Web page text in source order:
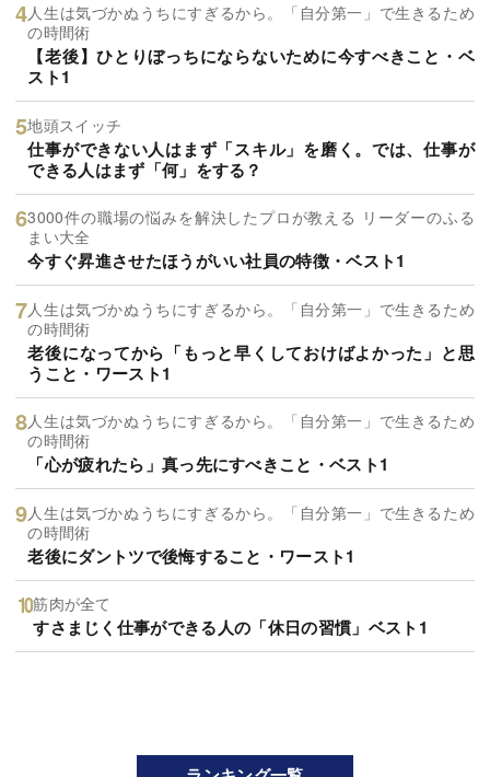
人生は気づかぬうちにすぎるから。「自分第一」で生きるため
の時間術
【老後】ひとりぼっちにならないために今すべきこと・ベ
スト1
地頭スイッチ
仕事ができない人はまず「スキル」を磨く。では、仕事が
できる人はまず「何」をする？
3000件の職場の悩みを解決したプロが教える リーダーのふる
まい大全
今すぐ昇進させたほうがいい社員の特徴・ベスト1
人生は気づかぬうちにすぎるから。「自分第一」で生きるため
の時間術
老後になってから「もっと早くしておけばよかった」と思
うこと・ワースト1
人生は気づかぬうちにすぎるから。「自分第一」で生きるため
の時間術
「心が疲れたら」真っ先にすべきこと・ベスト1
人生は気づかぬうちにすぎるから。「自分第一」で生きるため
の時間術
老後にダントツで後悔すること・ワースト1
筋肉が全て
すさまじく仕事ができる人の「休日の習慣」ベスト1